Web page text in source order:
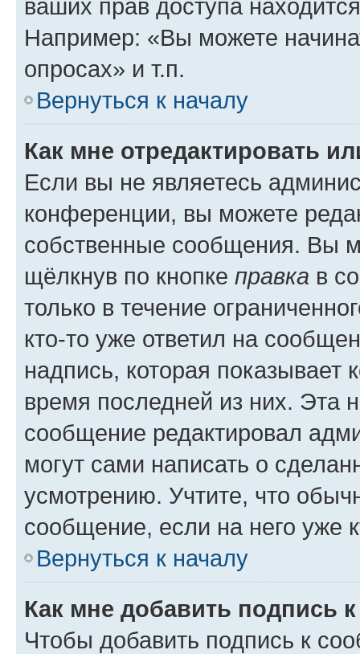
ваших прав доступа
Например: «Вы можете
опросах» и т.п.
Вернуться к началу
Как мне отредактировать
Если вы не являетесь
конференции, вы можете
собственные сообщения. Вы
щёлкнув по кнопке правка в
только в течение
кто-то уже ответил на
надпись, которая показывает
время последней из них. Эта
сообщение редактировал
могут сами написать о
усмотрению. Учтите, что
сообщение, если на него уже
Вернуться к началу
Как мне добавить подпись
Чтобы добавить подпись к